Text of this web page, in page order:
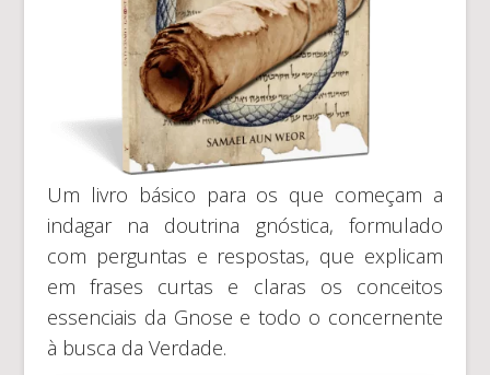
Um livro básico para os que começam a
indagar na doutrina gnóstica, formulado
com perguntas e respostas, que explicam
em frases curtas e claras os conceitos
essenciais da Gnose e todo o concernente
à busca da Verdade.